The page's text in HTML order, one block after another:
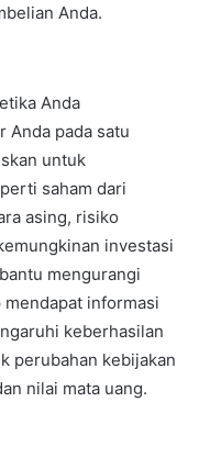
Anda.
Anda
Anda pada satu
untuk
saham dari
asing, risiko
investasi
mengurangi
informasi
keberhasilan
perubahan kebijakan
nilai mata uang.